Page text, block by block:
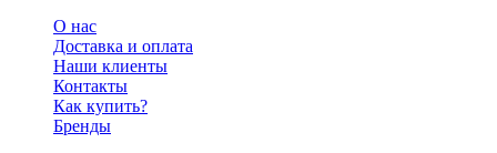
О нас
Доставка и оплата
Наши клиенты
Контакты
Как купить?
Бренды